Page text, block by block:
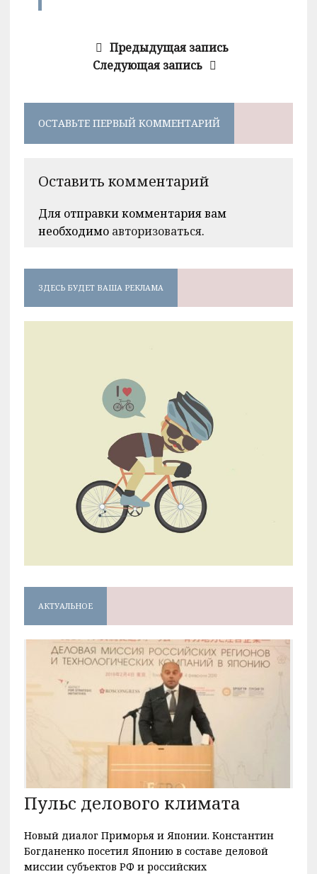
Предыдущая запись
Следующая запись
ОСТАВЬТЕ ПЕРВЫЙ КОММЕНТАРИЙ
Оставить комментарий
Для отправки комментария вам
необходимо авторизоваться.
ЗДЕСЬ БУДЕТ ВАША РЕКЛАМА
АКТУАЛЬНОЕ
Пульс делового климата
Новый диалог Приморья и Японии. Константин
Богданенко посетил Японию в составе деловой
миссии субъектов РФ и российских